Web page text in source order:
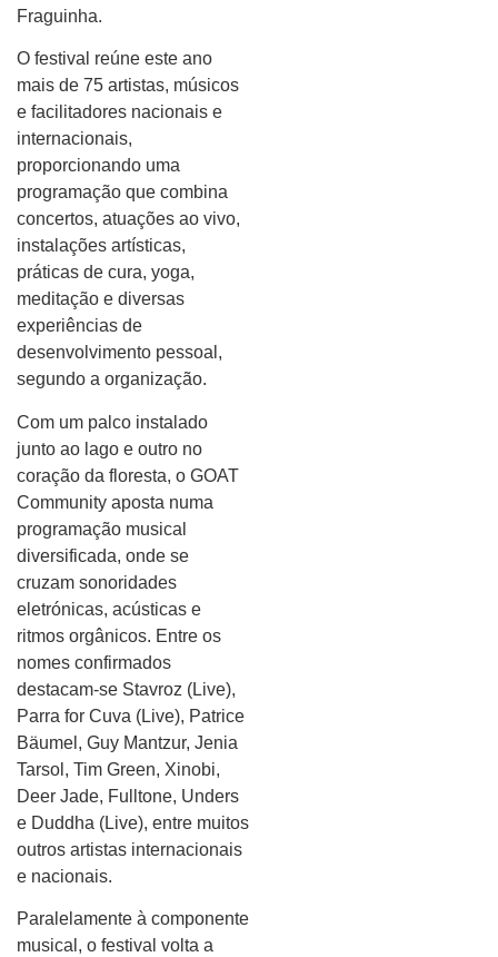
Fraguinha.
O festival reúne este ano
mais de 75 artistas, músicos
e facilitadores nacionais e
internacionais,
proporcionando uma
programação que combina
concertos, atuações ao vivo,
instalações artísticas,
práticas de cura, yoga,
meditação e diversas
experiências de
desenvolvimento pessoal,
segundo a organização.
Com um palco instalado
junto ao lago e outro no
coração da floresta, o GOAT
Community aposta numa
programação musical
diversificada, onde se
cruzam sonoridades
eletrónicas, acústicas e
ritmos orgânicos. Entre os
nomes confirmados
destacam-se Stavroz (Live),
Parra for Cuva (Live), Patrice
Bäumel, Guy Mantzur, Jenia
Tarsol, Tim Green, Xinobi,
Deer Jade, Fulltone, Unders
e Duddha (Live), entre muitos
outros artistas internacionais
e nacionais.
Paralelamente à componente
musical, o festival volta a